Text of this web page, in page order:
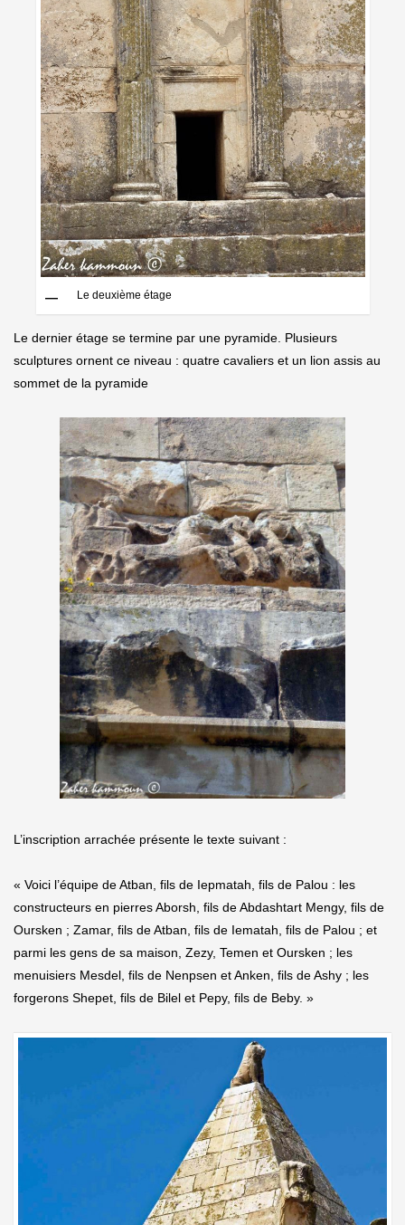
Le deuxième étage
Le dernier étage se termine par une pyramide. Plusieurs
sculptures ornent ce niveau : quatre cavaliers et un lion assis au
sommet de la pyramide
L’inscription arrachée présente le texte suivant :
« Voici l’équipe de Atban, fils de Iepmatah, fils de Palou : les
constructeurs en pierres Aborsh, fils de Abdashtart Mengy, fils de
Oursken ; Zamar, fils de Atban, fils de Iematah, fils de Palou ; et
parmi les gens de sa maison, Zezy, Temen et Oursken ; les
menuisiers Mesdel, fils de Nenpsen et Anken, fils de Ashy ; les
forgerons Shepet, fils de Bilel et Pepy, fils de Beby. »